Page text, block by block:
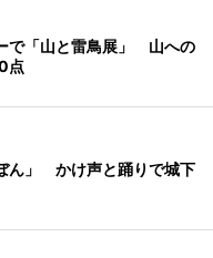
で「山と雷鳥展」 山への
点
ん」 かけ声と踊りで城下